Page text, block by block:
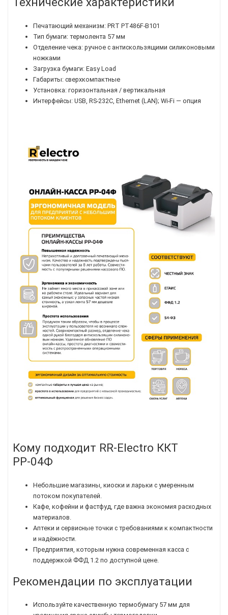
Печатающий механизм: PRT PT486F-B101
Тип бумаги: термолента 57 мм
Отделение чека: ручное с антискользящими силиконовыми
ножками
Загрузка бумаги: Easy Load
Габариты: сверхкомпактные
Установка: горизонтальная / вертикальная
Интерфейсы: USB, RS-232C, Ethernet (LAN); Wi-Fi — опция
Кому подходит RR-Electro ККТ
РР-04Ф
Небольшие магазины, киоски и ларьки с умеренным
потоком покупателей.
Кафе, кофейни и фастфуд, где важна экономия расходных
материалов.
Аптеки и сервисные точки с требованиями к компактности
и надёжности.
Предприятия, которым нужна современная касса с
поддержкой ФФД 1.2 по доступной цене.
Рекомендации по эксплуатации
Используйте качественную термобумагу 57 мм для